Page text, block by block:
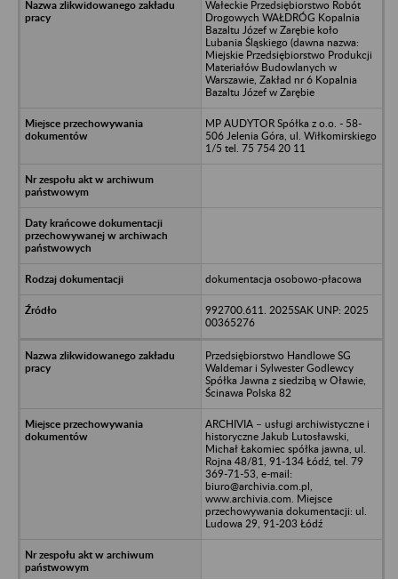
Wałeckie Przedsiębiorstwo Robót
Drogowych WAŁDRÓG Kopalnia
Bazaltu Józef w Zarębie koło
Lubania Śląskiego (dawna nazwa:
Miejskie Przedsiębiorstwo Produkcji
Materiałów Budowlanych w
Warszawie, Zakład nr 6 Kopalnia
Bazaltu Józef w Zarębie
MP AUDYTOR Spółka z o.o. - 58-
506 Jelenia Góra, ul. Wiłkomirskiego
1/5 tel. 75 754 20 11
dokumentacja osobowo-płacowa
992700.611. 2025SAK UNP: 2025
00365276
Przedsiębiorstwo Handlowe SG
Waldemar i Sylwester Godlewcy
Spółka Jawna z siedzibą w Oławie,
Ścinawa Polska 82
ARCHIVIA – usługi archiwistyczne i
historyczne Jakub Lutosławski,
Michał Łakomiec spółka jawna, ul.
Rojna 48/81, 91-134 Łódź, tel. 79
369-71-53, e-mail:
biuro@archivia.com.pl,
www.archivia.com. Miejsce
przechowywania dokumentacji: ul.
Ludowa 29, 91-203 Łódź